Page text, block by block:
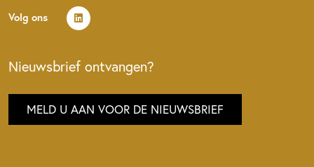
Volg ons
Nieuwsbrief ontvangen?
MELD U AAN VOOR DE NIEUWSBRIEF